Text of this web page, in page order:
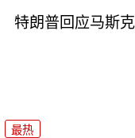
特朗普回应马斯
最热